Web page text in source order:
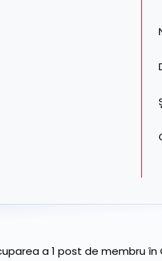
a 1 post de membru în